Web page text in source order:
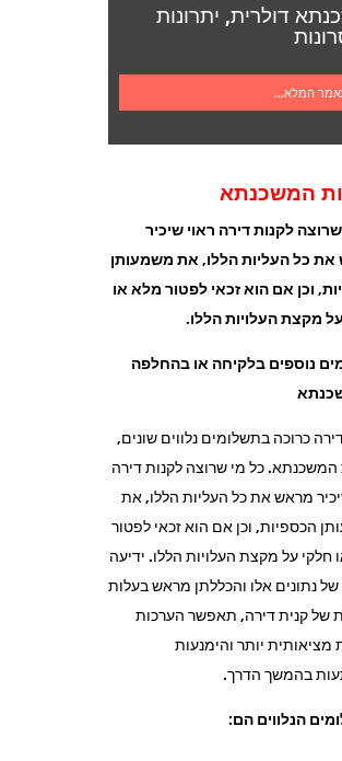
דולרית, יתרונות
המלא...
המשכנתא
לקנות דירה ראוי שיכיר
כל העליות הללו, את משמעותן
וכן אם הוא זכאי לפטור מלא או
מקצת העלויות הללו.
נוספים בלקיחה או בהחלפה
כרוכה בתשלומים נלווים שונים,
המשכנתא. כל מי שרוצה לקנות דירה
מראש את כל העליות הללו, את
הכספיות, וכן אם הוא זכאי לפטור
חלקי על מקצת העלויות הללו. ידיעה
נתונים אלו והכללתן מראש בעלות
של קנית דירה, תאפשר הערכות
מציאותית יותר והימנעות
בהמשך הדרך.
הנלווים הם: